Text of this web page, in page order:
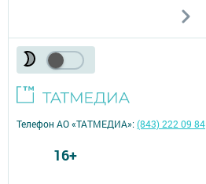
Телефон АО «ТАТМЕДИА»:(843) 222 09 84
16+